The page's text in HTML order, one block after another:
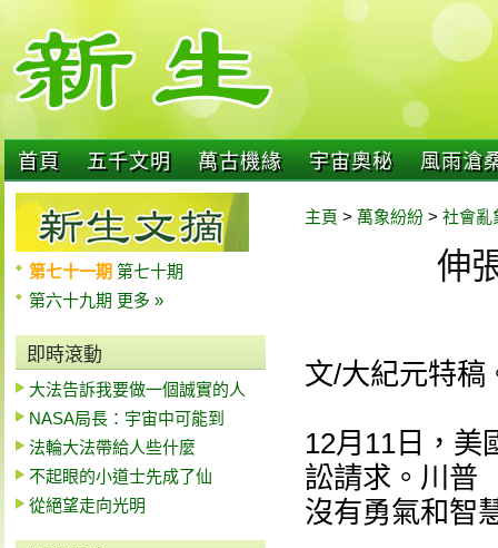
首頁 五千文明 萬古機緣 宇宙奧秘 風雨滄
第七十一期 第七十期
第六十九期 更多 »
即時滾動
大法告訴我要做一個誠實的人
NASA局長：宇宙中可能到
法輪大法帶給人些什麼
不起眼的小道士先成了仙
從絕望走向光明
主頁 > 萬象紛紛 > 社會亂
伸
文/大紀元特稿
12月11日，美
訟請求。川普
沒有勇氣和智